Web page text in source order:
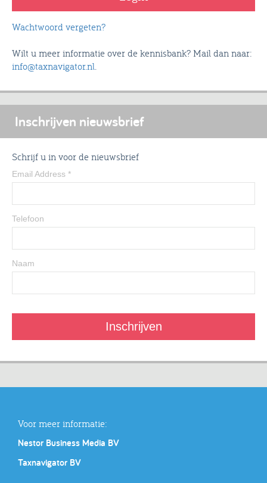
Wachtwoord vergeten?
Wilt u meer informatie over de kennisbank? Mail dan naar:
info@taxnavigator.nl
Inschrijven nieuwsbrief
Schrijf u in voor de nieuwsbrief
Email Address *
Telefoon
Naam
Voor meer informatie:
Nestor Business Media BV
Taxnavigator BV